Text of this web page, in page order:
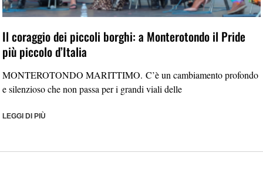
Il coraggio dei piccoli borghi: a Monterotondo il Pride
più piccolo d’Italia
MONTEROTONDO MARITTIMO. C’è un cambiamento profondo
e silenzioso che non passa per i grandi viali delle
LEGGI DI PIÙ